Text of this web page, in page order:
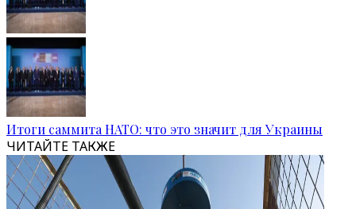
Итоги саммита НАТО: что это значит для Украины
ЧИТАЙТЕ ТАКЖЕ